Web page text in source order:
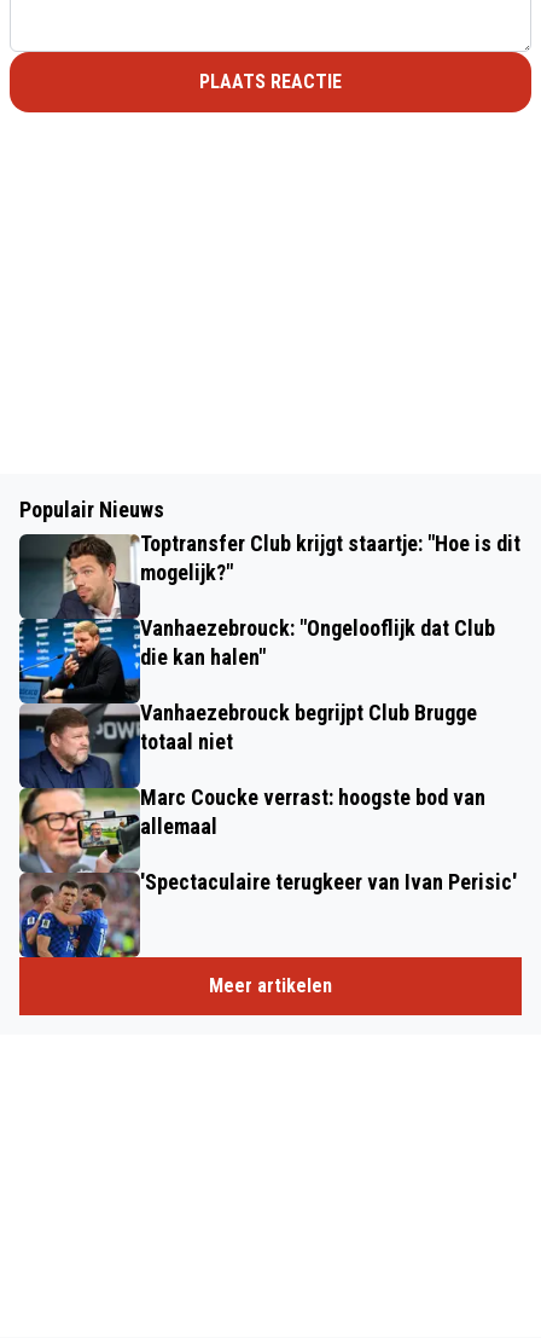
PLAATS REACTIE
Populair Nieuws
Toptransfer Club krijgt staartje: "Hoe is dit
mogelijk?"
Vanhaezebrouck: "Ongelooflijk dat Club
die kan halen"
Vanhaezebrouck begrijpt Club Brugge
totaal niet
Marc Coucke verrast: hoogste bod van
allemaal
'Spectaculaire terugkeer van Ivan Perisic'
Meer artikelen